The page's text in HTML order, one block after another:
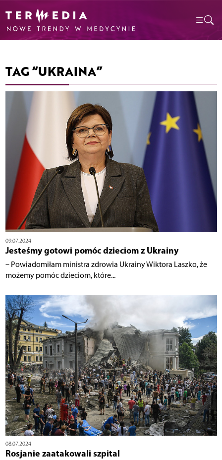
TAG “UKRAINA”
09.07.2024
Jesteśmy gotowi pomóc dzieciom z Ukrainy
– Powiadomiłam ministra zdrowia Ukrainy Wiktora Laszko, że
możemy pomóc dzieciom, które...
08.07.2024
Rosjanie zaatakowali szpital